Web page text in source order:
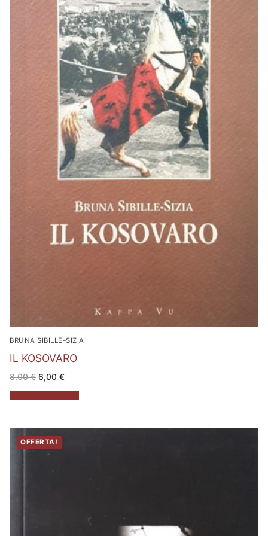
BRUNA SIBILLE-SIZIA
IL KOSOVARO
8,00€ Il
prezzo
originale
era:
6,00 €Il
attuale
è:
OFFERTA!